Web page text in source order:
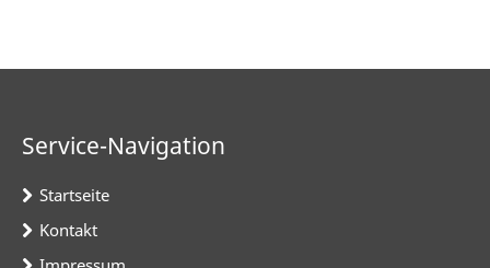
Service-Navigation
Startseite
Kontakt